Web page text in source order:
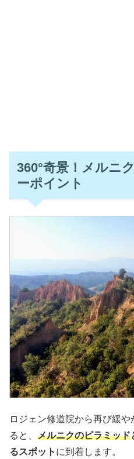
360°奇景！メルニ
ーポイント
ロジェン修道院から再び緩
ると、 メルニクのピラミッド
るスポット に到着します。